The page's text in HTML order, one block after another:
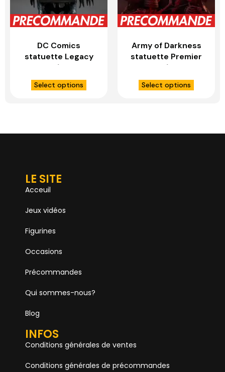
DC Comics
statuette Legacy
Replica 1/4 Batman
and Bruce Wayne –
IRON STUDIOS
Select options
Army of Darkness
statuette Premier
Series 1/4 Ash –
PCS COLLECTIBLES
Select options
LE SITE
Acceuil
Jeux vidéos
Figurines
Occasions
Précommandes
Qui sommes-nous?
Blog
INFOS
Conditions générales de ventes
Conditions générales de précommandes